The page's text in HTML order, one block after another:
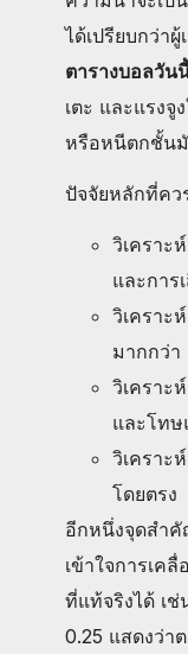
ได้เปรียบกว่า
ตารางบอลวัน
เตะ และแรง
หรือหนีตกชั้น
ปัจจัยหลักที่คว
วิเคราะ
และการ
วิเคราะ
มากกว่า
วิเคราะ
และโท
วิเคราะ
โดยตรง
อีกหนึ่งจุดสำ
เข้าใจการเค
ที่แท้จริงได้ เช่
0.25 แสดงว่า